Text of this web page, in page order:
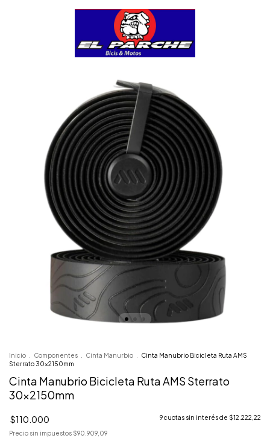
Inicio Componentes Cinta Manurbio
Cinta Manubrio Bicicleta Ruta AMS
Sterrato 30x2150mm
Cinta Manubrio Bicicleta Ruta AMS Sterrato
30x2150mm
$110.000 9cuotas sin interés de $12.222,22
Precio sin impuestos $90.909,09